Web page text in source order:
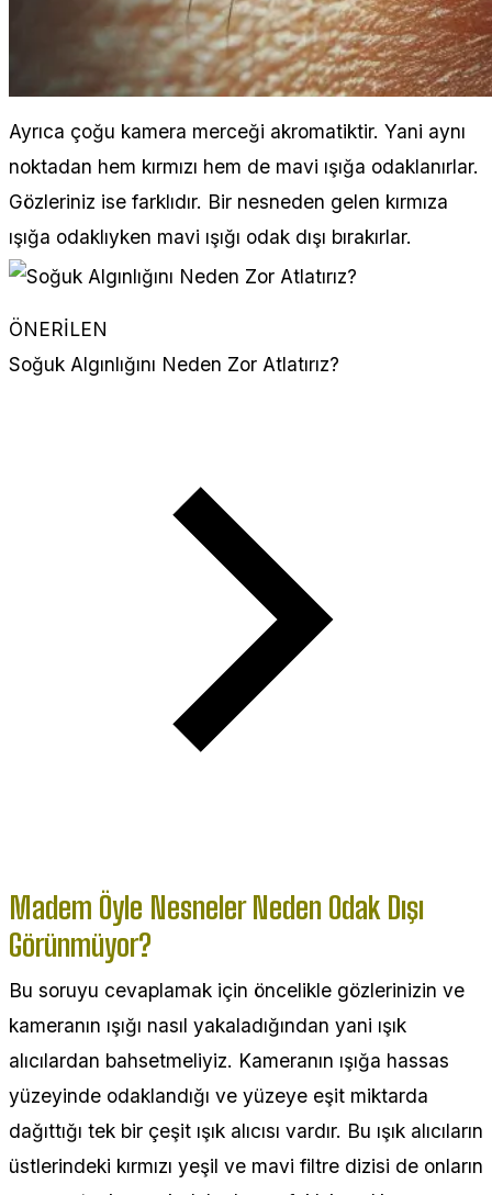
Ayrıca çoğu kamera merceği akromatiktir. Yani aynı
noktadan hem kırmızı hem de mavi ışığa odaklanırlar.
Gözleriniz ise farklıdır. Bir nesneden gelen kırmıza
ışığa odaklıyken mavi ışığı odak dışı bırakırlar.
ÖNERİLEN
Soğuk Algınlığını Neden Zor Atlatırız?
Madem Öyle Nesneler Neden Odak Dışı
Görünmüyor?
Bu soruyu cevaplamak için öncelikle gözlerinizin ve
kameranın ışığı nasıl yakaladığından yani ışık
alıcılardan bahsetmeliyiz. Kameranın ışığa hassas
yüzeyinde odaklandığı ve yüzeye eşit miktarda
dağıttığı tek bir çeşit ışık alıcısı vardır. Bu ışık alıcıların
üstlerindeki kırmızı yeşil ve mavi filtre dizisi de onların